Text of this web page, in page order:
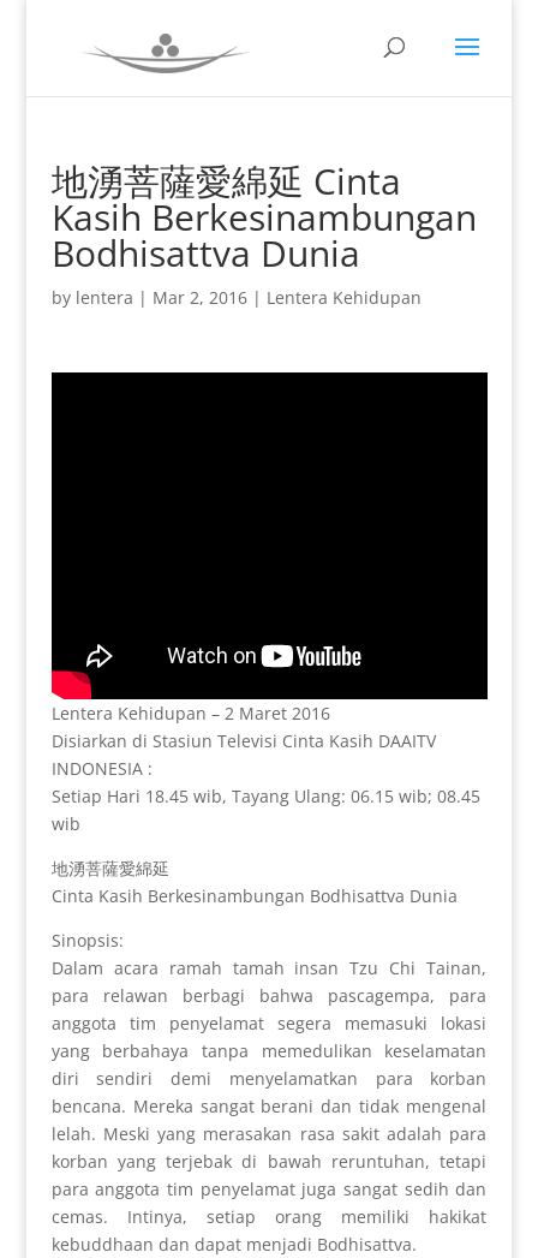
地湧菩薩愛綿延 Cinta
Kasih Berkesinambungan
Bodhisattva Dunia
by lentera | Mar 2, 2016| Lentera Kehidupan
Lentera Kehidupan – 2 Maret 2016
Disiarkan di Stasiun Televisi Cinta Kasih DAAITV
INDONESIA :
Setiap Hari 18.45 wib, Tayang Ulang: 06.15 wib; 08.45
wib
地湧菩薩愛綿延
Cinta Kasih Berkesinambungan Bodhisattva Dunia
Sinopsis:
Dalam acara ramah tamah insan Tzu Chi Tainan,
para relawan berbagi bahwa pascagempa, para
anggota tim penyelamat segera memasuki lokasi
yang berbahaya tanpa memedulikan keselamatan
diri sendiri demi menyelamatkan para korban
bencana. Mereka sangat berani dan tidak mengenal
lelah. Meski yang merasakan rasa sakit adalah para
korban yang terjebak di bawah reruntuhan, tetapi
para anggota tim penyelamat juga sangat sedih dan
cemas. Intinya, setiap orang memiliki hakikat
kebuddhaan dan dapat menjadi Bodhisattva.